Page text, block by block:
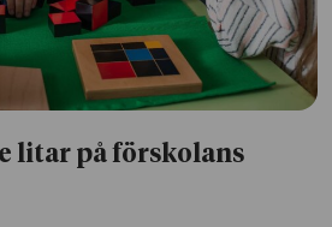
litar på förskolans